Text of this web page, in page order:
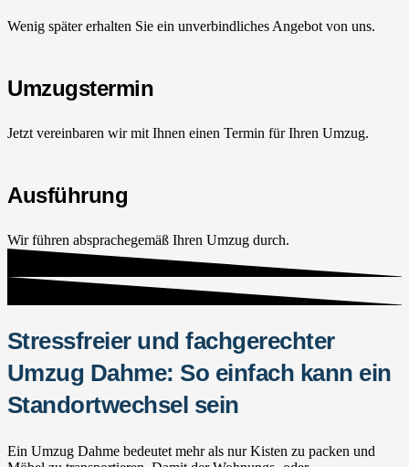
Wenig später erhalten Sie ein unverbindliches Angebot von uns.
Umzugstermin
Jetzt vereinbaren wir mit Ihnen einen Termin für Ihren Umzug.
Ausführung
Wir führen absprachegemäß Ihren Umzug durch.
Stressfreier und fachgerechter
Umzug Dahme: So einfach kann ein
Standortwechsel sein
Ein Umzug Dahme bedeutet mehr als nur Kisten zu packen und